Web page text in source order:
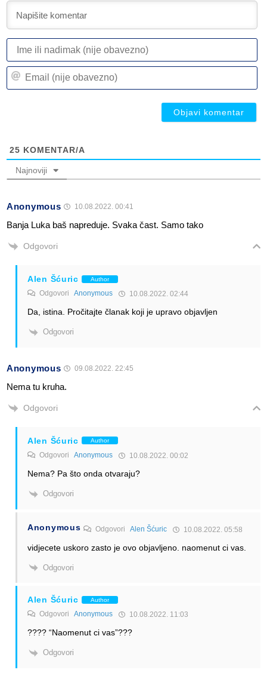
25 KOMENTAR/A
Najnoviji
Anonymous 10.08.2022. 00:41
Banja Luka baš napreduje. Svaka čast. Samo tako
Odgovori
Alen Šćuric Author
Odgovori Anonymous 10.08.2022. 02:44
Da, istina. Pročitajte članak koji je upravo objavljen
Odgovori
Anonymous 09.08.2022. 22:45
Nema tu kruha.
Odgovori
Alen Šćuric Author
Odgovori Anonymous 10.08.2022. 00:02
Nema? Pa što onda otvaraju?
Odgovori
Anonymous OdgovoriAlen Šćuric 10.08.2022. 05:58
vidjecete uskoro zasto je ovo objavljeno. naomenut ci vas.
Odgovori
Alen Šćuric Author
Odgovori Anonymous 10.08.2022. 11:03
???? “Naomenut ci vas”???
Odgovori